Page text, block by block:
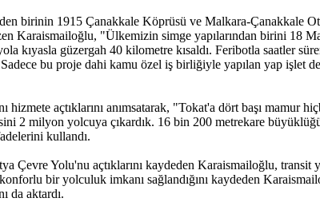
birinin 1915 Çanakkale Köprüsü ve Malkara-Çanakkale
Karaismailoğlu, "Ülkemizin simge yapılarından birini
güzergah 40 kilometre kısaldı. Feribotla saatler
bu proje dahi kamu özel iş birliğiyle yapılan yap işlet
açtıklarını anımsatarak, "Tokat'a dört başı mamur
2 milyon yolcuya çıkardık. 16 bin 200 metrekare
kullandı.
Yolu'nu açtıklarını kaydeden Karaismailoğlu, transit
bir yolculuk imkanı sağlandığını kaydeden
da aktardı.